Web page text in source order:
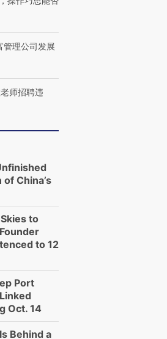
管理公司发展
师招聘违
China’s
to
to 12
Port
Oct. 14
Behind a